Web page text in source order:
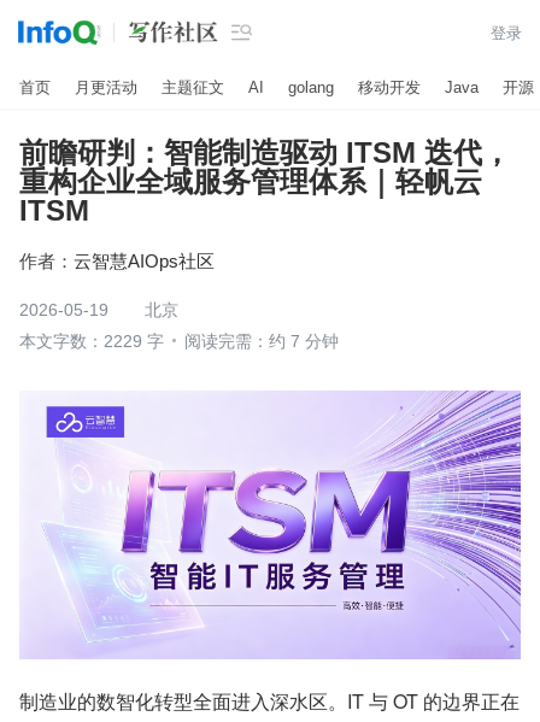
 登录
首页 月更活动 主题征文 AI golang 移动开发 Java 开源
前瞻研判：智能制造驱动 ITSM 迭代，
重构企业全域服务管理体系｜轻帆云
ITSM
作者： 云智慧AIOps社区
2026-05-19
北京
本文字数：2229 字
阅读完需：约 7 分钟
制造业的数智化转型全面进入深水区。IT 与 OT 的边界正在